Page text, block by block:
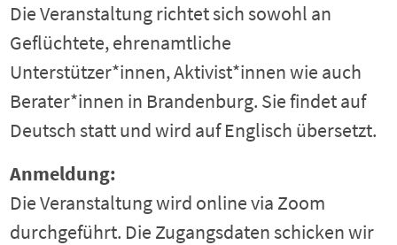
Die Veranstaltung richtet sich sowohl an
Geflüchtete, ehrenamtliche
Unterstützer*innen, Aktivist*innen wie auch
Berater*innen in Brandenburg. Sie findet auf
Deutsch statt und wird auf Englisch übersetzt.
Anmeldung:
Die Veranstaltung wird online via Zoom
durchgeführt. Die Zugangsdaten schicken wir